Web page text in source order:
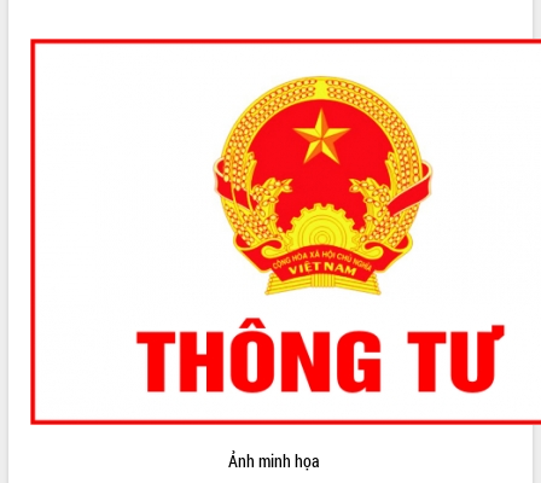
THÔNG TIN CHỈ ĐẠO ĐIỀU HÀNH
Ảnh minh họa